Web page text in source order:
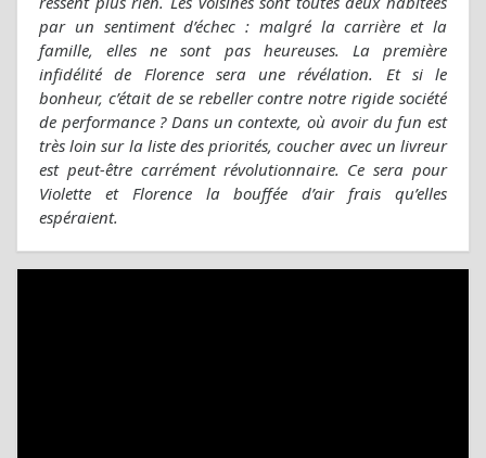
par un sentiment d’échec : malgré la carrière et la
famille, elles ne sont pas heureuses. La première
infidélité de Florence sera une révélation. Et si le
bonheur, c’était de se rebeller contre notre rigide société
de performance ? Dans un contexte, où avoir du fun est
très loin sur la liste des priorités, coucher avec un livreur
est peut-être carrément révolutionnaire. Ce sera pour
Violette et Florence la bouffée d’air frais qu’elles
espéraient.